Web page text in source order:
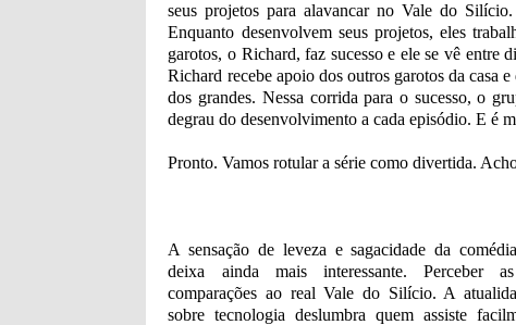
seus projetos para alavancar no Vale do
Enquanto desenvolvem seus projetos, eles
garotos, o Richard, faz sucesso e ele se vê entre
Richard recebe apoio dos outros garotos da casa
dos grandes. Nessa corrida para o sucesso, o
degrau do desenvolvimento a cada episódio. E é
Pronto. Vamos rotular a série como divertida.
A sensação de leveza e sagacidade da
deixa ainda mais interessante. Perceber
comparações ao real Vale do Silício. A
sobre tecnologia deslumbra quem assiste